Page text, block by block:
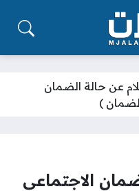
عن حالة الضمان
)
الاجتماعي